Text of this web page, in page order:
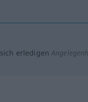
sich erledigen